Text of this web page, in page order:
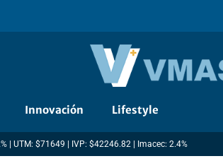
Innovación Lifestyle
| UTM: $71649 | IVP: $42246.82 | Imacec: 2.4%